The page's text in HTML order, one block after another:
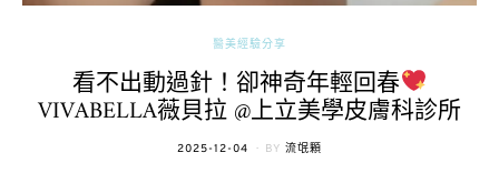
醫美經驗分享
看不出動過針！卻神奇年輕回春
VIVABELLA薇貝拉 @上立美學皮膚科診所
POSTED
2025-12-04 BY 流氓顆